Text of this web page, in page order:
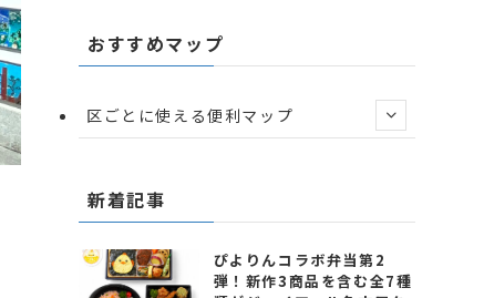
おすすめマップ
区ごとに使える便利マップ
新着記事
ぴよりんコラボ弁当第2
弾！新作3商品を含む全7種